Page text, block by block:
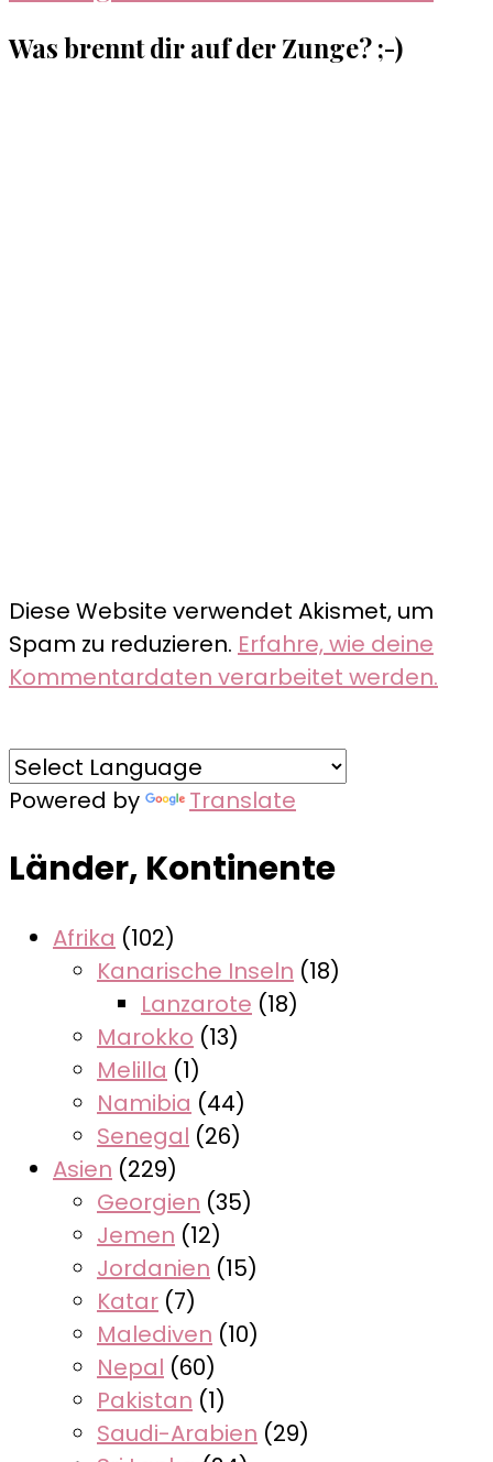
Was brennt dir auf der Zunge? ;-)
Diese Website verwendet Akismet, um
Spam zu reduzieren. Erfahre, wie deine
Kommentardaten verarbeitet werden.
Powered by Translate
Länder, Kontinente
Afrika (102)
Kanarische Inseln (18)
Lanzarote (18)
Marokko (13)
Melilla (1)
Namibia (44)
Senegal (26)
Asien (229)
Georgien (35)
Jemen (12)
Jordanien (15)
Katar (7)
Malediven (10)
Nepal (60)
Pakistan (1)
Saudi-Arabien (29)